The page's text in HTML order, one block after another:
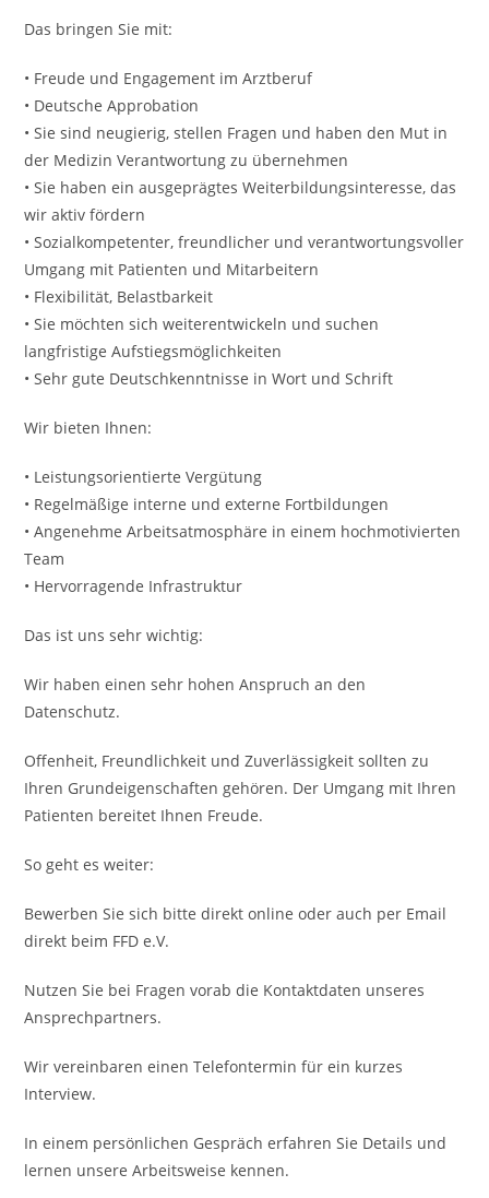
Das bringen Sie mit:
• Freude und Engagement im Arztberuf
• Deutsche Approbation
• Sie sind neugierig, stellen Fragen und haben den Mut in
der Medizin Verantwortung zu übernehmen
• Sie haben ein ausgeprägtes Weiterbildungsinteresse, das
wir aktiv fördern
• Sozialkompetenter, freundlicher und verantwortungsvoller
Umgang mit Patienten und Mitarbeitern
• Flexibilität, Belastbarkeit
• Sie möchten sich weiterentwickeln und suchen
langfristige Aufstiegsmöglichkeiten
• Sehr gute Deutschkenntnisse in Wort und Schrift
Wir bieten Ihnen:
• Leistungsorientierte Vergütung
• Regelmäßige interne und externe Fortbildungen
• Angenehme Arbeitsatmosphäre in einem hochmotivierten
Team
• Hervorragende Infrastruktur
Das ist uns sehr wichtig:
Wir haben einen sehr hohen Anspruch an den
Datenschutz.
Offenheit, Freundlichkeit und Zuverlässigkeit sollten zu
Ihren Grundeigenschaften gehören. Der Umgang mit Ihren
Patienten bereitet Ihnen Freude.
So geht es weiter:
Bewerben Sie sich bitte direkt online oder auch per Email
direkt beim FFD e.V.
Nutzen Sie bei Fragen vorab die Kontaktdaten unseres
Ansprechpartners.
Wir vereinbaren einen Telefontermin für ein kurzes
Interview.
In einem persönlichen Gespräch erfahren Sie Details und
lernen unsere Arbeitsweise kennen.